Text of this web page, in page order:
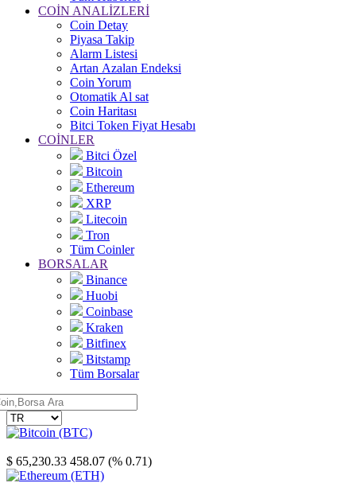
COİN ANALİZLERİ
Coin Detay
Piyasa Takip
Alarm Listesi
Artan Azalan Endeksi
Coin Yorum
Otomatik Al sat
Coin Haritası
Bitci Token Fiyat Hesabı
COİNLER
Bitci Özel
Bitcoin
Ethereum
XRP
Litecoin
Tron
Tüm Coinler
BORSALAR
Binance
Huobi
Coinbase
Kraken
Bitfinex
Bitstamp
Tüm Borsalar
$ 65,230.33 458.07 (% 0.71)